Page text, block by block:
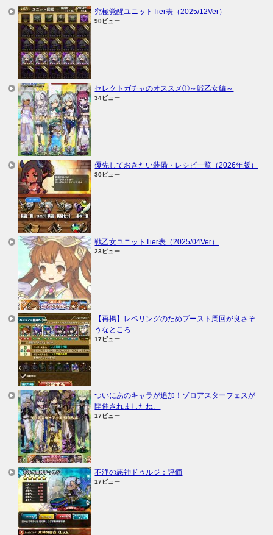
究極覚醒ユニットTier表（2025/12Ver）
90ビュー
セレクトガチャのオススメ①～戦乙女編～
34ビュー
優先しておきたい装備・レシピ一覧（2026年版）
30ビュー
戦乙女ユニットTier表（2025/04Ver）
23ビュー
【再掲】レベリングのためブースト周回が良さそ
うなところ
17ビュー
ついにあのキャラが追加！ゾロアスターフェスが
開催されましたね。
17ビュー
不浄の悪神ドゥルジ：評価
17ビュー